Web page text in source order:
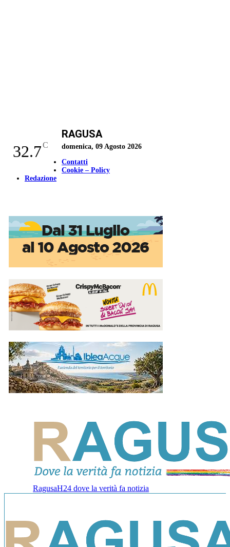
32.7C
RAGUSA
domenica, 09 Agosto 2026
Contatti
Cookie – Policy
Redazione
RagusaH24 dove la verità fa notizia